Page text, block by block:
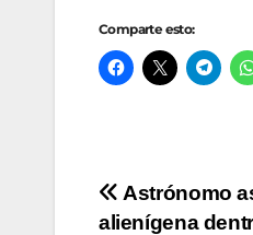
Comparte esto:
Astrónomo
alienígena